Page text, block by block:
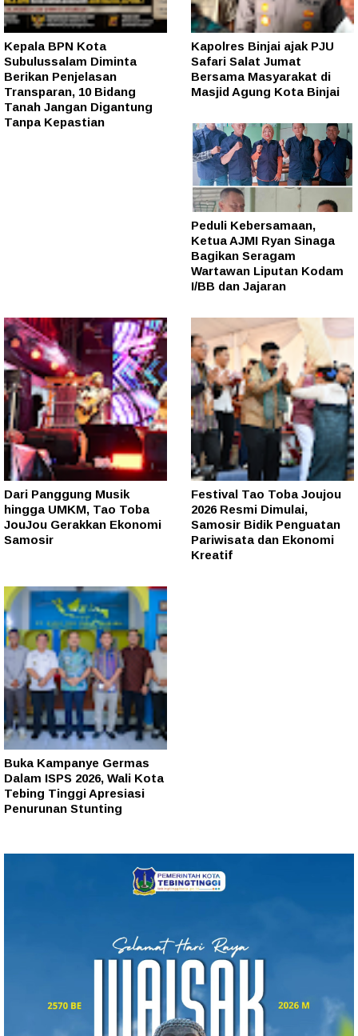
Kepala BPN Kota
Subulussalam Diminta
Berikan Penjelasan
Transparan, 10 Bidang
Tanah Jangan Digantung
Tanpa Kepastian
Kapolres Binjai ajak PJU
Safari Salat Jumat
Bersama Masyarakat di
Masjid Agung Kota Binjai
Peduli Kebersamaan,
Ketua AJMI Ryan Sinaga
Bagikan Seragam
Wartawan Liputan Kodam
I/BB dan Jajaran
Dari Panggung Musik
hingga UMKM, Tao Toba
JouJou Gerakkan Ekonomi
Samosir
Festival Tao Toba Joujou
2026 Resmi Dimulai,
Samosir Bidik Penguatan
Pariwisata dan Ekonomi
Kreatif
Buka Kampanye Germas
Dalam ISPS 2026, Wali Kota
Tebing Tinggi Apresiasi
Penurunan Stunting